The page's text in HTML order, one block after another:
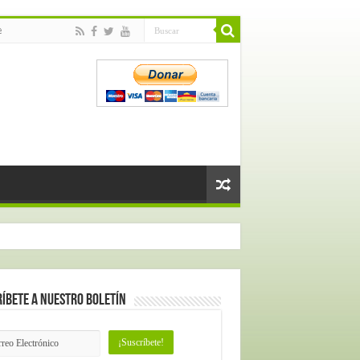
a nuestro Boletín